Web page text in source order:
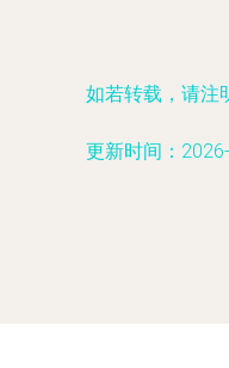
如若转载，请注
更新时间：